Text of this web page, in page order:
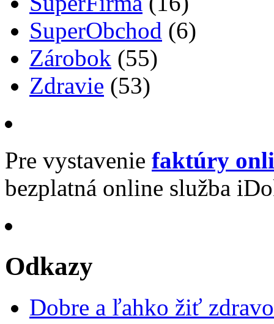
SuperObchod (6)
Zárobok (55)
Zdravie (53)
Pre vystavenie faktúry
bezplatná online služba
Odkazy
Dobre a ľahko žiť zdravo